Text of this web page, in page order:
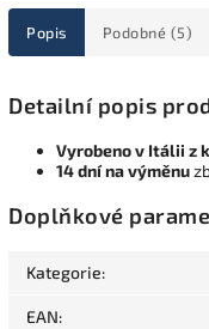
Popis Podobné (5)
Detailní popis
Vyrobeno v Itálii z
14 dní na výměnu
Doplňkové
Kategorie:
EAN: